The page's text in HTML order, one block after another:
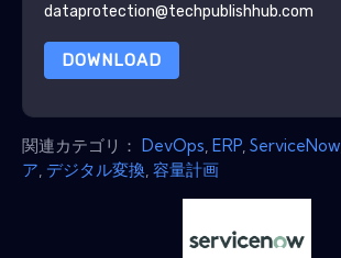
dataprotection@techpublishhub.com
DOWNLOAD
関連カテゴリ： DevOps ERP ServiceNow
ア デジタル変換 容量計画